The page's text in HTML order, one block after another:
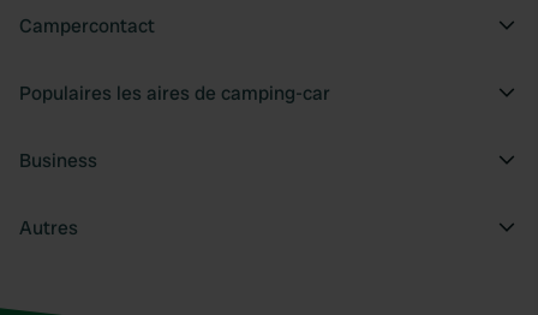
Campercontact
Populaires les aires de camping-car
Business
Autres